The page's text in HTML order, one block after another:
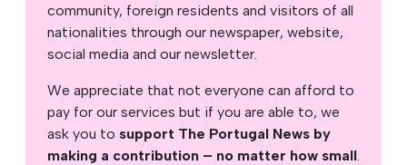
community, foreign residents and visitors of all
nationalities through our newspaper, website,
social media and our newsletter.
We appreciate that not everyone can afford to
pay for our services but if you are able to, we
ask you to support The Portugal News by
making a contribution – no matter how small.